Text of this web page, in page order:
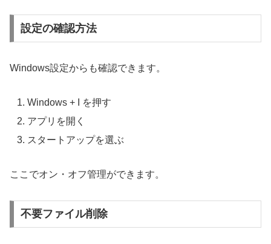
設定の確認方法
Windows設定からも確認できます。
Windows + I を押す
アプリを開く
スタートアップを選ぶ
ここでオン・オフ管理ができます。
不要ファイル削除